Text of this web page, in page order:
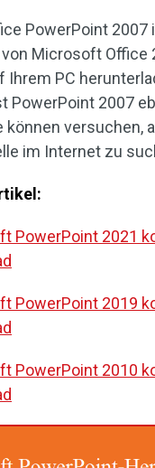
PowerPoint 2007
Microsoft Office
Ihrem PC
PowerPoint 2007
können versuchen,
im Internet zu
PowerPoint 2021
PowerPoint 2019
PowerPoint 2010